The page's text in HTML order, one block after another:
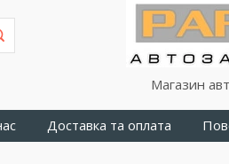
Магазин
Доставка та оплата